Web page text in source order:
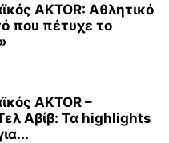
AKTOR: Αθλητικό
που πέτυχε το
AKTOR –
Αβίβ: Τα highlights